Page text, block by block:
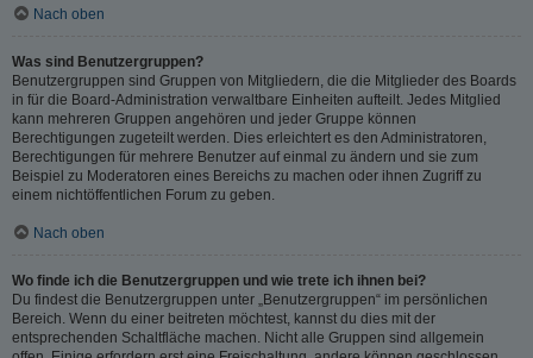
Nach oben
Was sind Benutzergruppen?
Benutzergruppen sind Gruppen von Mitgliedern, die die Mitglieder des Boards
in für die Board-Administration verwaltbare Einheiten aufteilt. Jedes Mitglied
kann mehreren Gruppen angehören und jeder Gruppe können
Berechtigungen zugeteilt werden. Dies erleichtert es den Administratoren,
Berechtigungen für mehrere Benutzer auf einmal zu ändern und sie zum
Beispiel zu Moderatoren eines Bereichs zu machen oder ihnen Zugriff zu
einem nichtöffentlichen Forum zu geben.
Nach oben
Wo finde ich die Benutzergruppen und wie trete ich ihnen bei?
Du findest die Benutzergruppen unter „Benutzergruppen“ im persönlichen
Bereich. Wenn du einer beitreten möchtest, kannst du dies mit der
entsprechenden Schaltfläche machen. Nicht alle Gruppen sind allgemein